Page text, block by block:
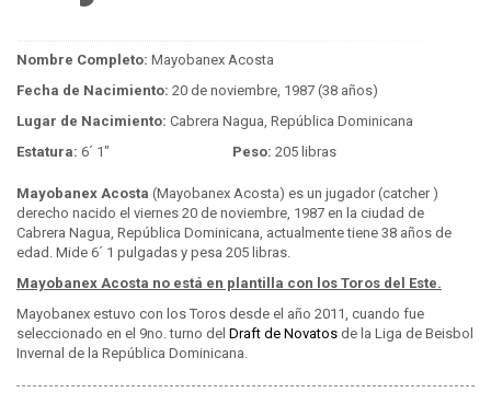
Nombre Completo: Mayobanex Acosta
Fecha de Nacimiento: 20 de noviembre, 1987 (38 años)
Lugar de Nacimiento: Cabrera Nagua, República Dominicana
Estatura: 6´ 1" Peso: 205 libras
Mayobanex Acosta (Mayobanex Acosta) es un jugador (catcher )
derecho nacido el viernes 20 de noviembre, 1987 en la ciudad de
Cabrera Nagua, República Dominicana, actualmente tiene 38 años de
edad. Mide 6´ 1 pulgadas y pesa 205 libras.
Mayobanex Acosta no está en plantilla con los Toros del Este.
Mayobanex estuvo con los Toros desde el año 2011, cuando fue
seleccionado en el 9no. turno del Draft de Novatos de la Liga de Beisbol
Invernal de la República Dominicana.